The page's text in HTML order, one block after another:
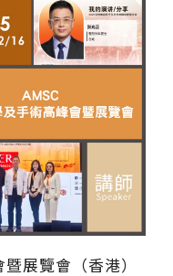
展覽會（香港）